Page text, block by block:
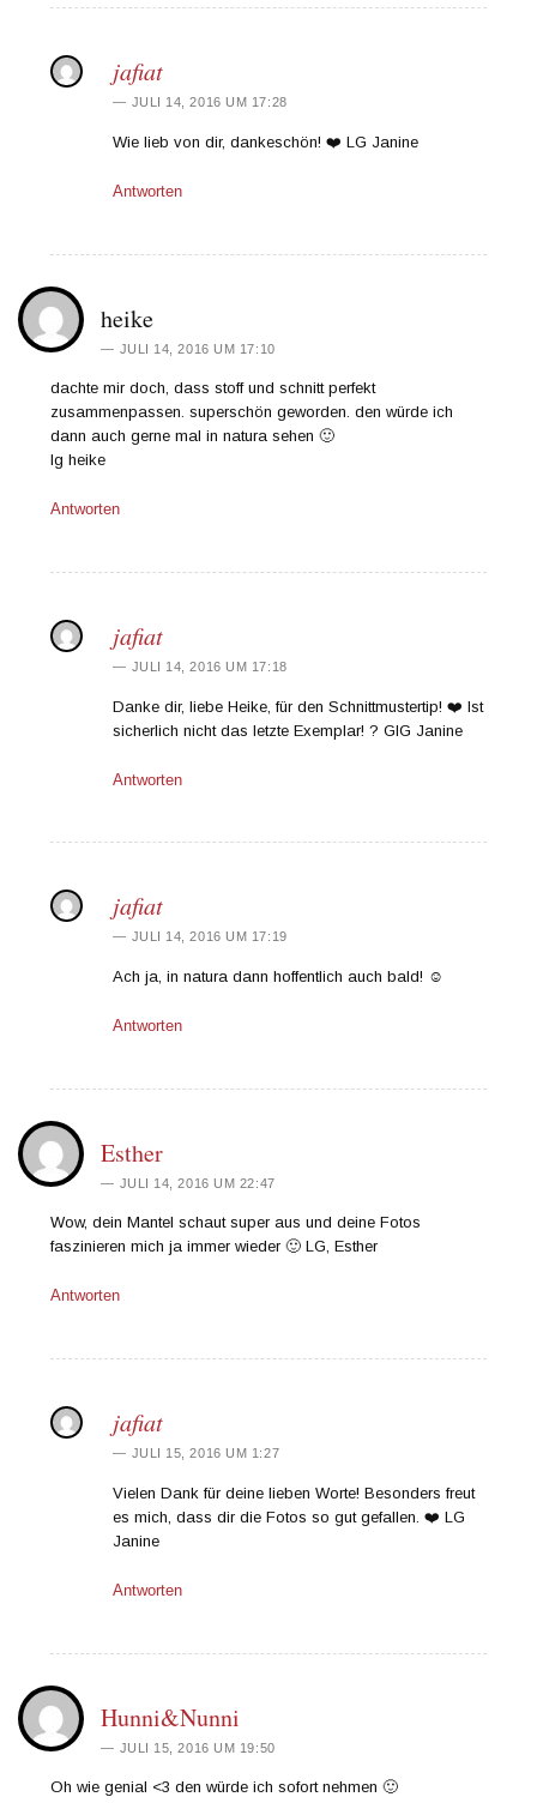
jafiat
JULI 14, 2016 UM 17:28
Wie lieb von dir, dankeschön! ❤️ LG Janine
Antworten
heike
JULI 14, 2016 UM 17:10
dachte mir doch, dass stoff und schnitt perfekt
zusammenpassen. superschön geworden. den würde ich
dann auch gerne mal in natura sehen 🙂
lg heike
Antworten
jafiat
JULI 14, 2016 UM 17:18
Danke dir, liebe Heike, für den Schnittmustertip! ❤️ Ist
sicherlich nicht das letzte Exemplar! ? GlG Janine
Antworten
jafiat
JULI 14, 2016 UM 17:19
Ach ja, in natura dann hoffentlich auch bald! ☺️
Antworten
Esther
JULI 14, 2016 UM 22:47
Wow, dein Mantel schaut super aus und deine Fotos
faszinieren mich ja immer wieder 🙂 LG, Esther
Antworten
jafiat
JULI 15, 2016 UM 1:27
Vielen Dank für deine lieben Worte! Besonders freut
es mich, dass dir die Fotos so gut gefallen. ❤️ LG
Janine
Antworten
Hunni&Nunni
JULI 15, 2016 UM 19:50
Oh wie genial <3 den würde ich sofort nehmen 🙂